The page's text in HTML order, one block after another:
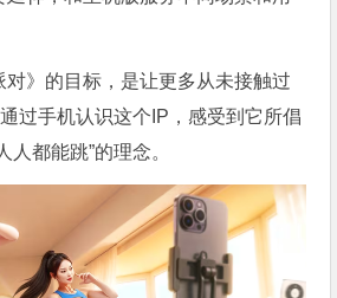
对》的目标，是让更多从未接触过
过手机认识这个IP，感受到它所倡
人都能跳”的理念。